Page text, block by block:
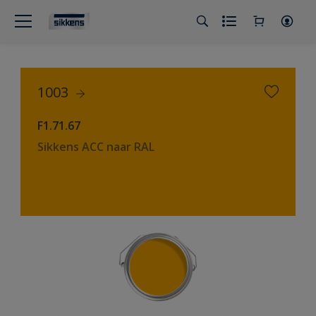
1003
F1.71.67
Sikkens ACC naar RAL